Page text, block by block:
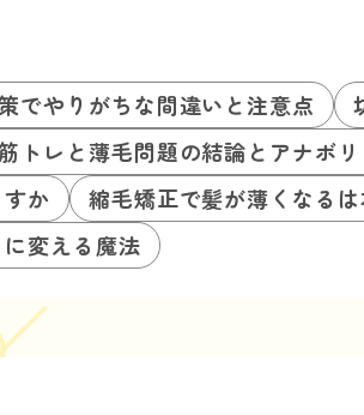
でやりがちな間違いと注意点
筋トレと薄毛問題の結論とアナボ
か
縮毛矯正で髪が薄くなる
変える魔法